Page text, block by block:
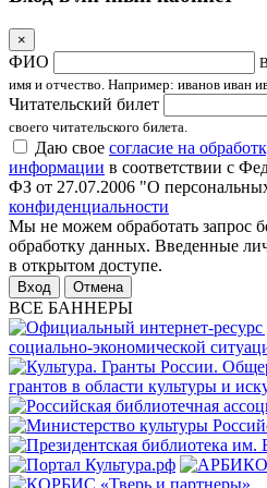
×
ФИО
имя и отчество. Например: иванов иван
Читательский билет
своего читательского билета.
Даю свое согласие на
информации в соответствии с
ФЗ от 27.07.2006 "О
конфиденциальности
Мы не можем обработать запрос
обработку данных. Введенные
в открытом доступе.
Отмена
ВСЕ БАННЕРЫ